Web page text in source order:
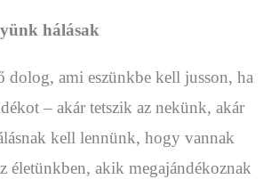
hálásak
dolog, ami eszünkbe kell jusson, ha
– akár tetszik az nekünk, akár
kell lennünk, hogy vannak
életünkben, akik megajándékoznak